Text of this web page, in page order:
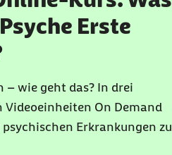
Erste
– wie geht das? In drei
On Demand
Erkrankungen zu